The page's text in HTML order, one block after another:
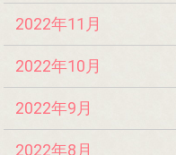
2022年11月
2022年10月
2022年9月
2022年8月